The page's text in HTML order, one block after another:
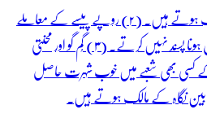
(۱) سُلجھے ہوئے خیالات کے مالک ہوتے ہیں۔ (۲) روپے پیسے کے معاملے
میں ایمان دار ہوتے ہیں اور مقروض ہونا پسند نہیں کرتے۔ (۳) گُم گو اور محنتی
ادب کے کسی بھی شعبے میں خوب شہرت حاصل